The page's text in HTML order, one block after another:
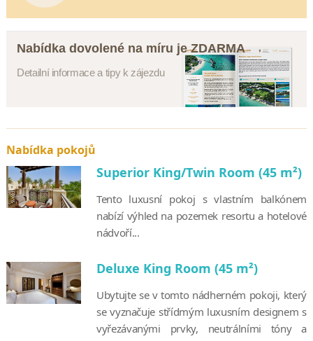
Nabídka dovolené na míru je ZDARMA
Detailní informace a tipy k zájezdu
Nabídka pokojů
Superior King/Twin Room (45 m²)
Tento luxusní pokoj s vlastním balkónem
nabízí výhled na pozemek resortu a hotelové
nádvoří...
Deluxe King Room (45 m²)
Ubytujte se v tomto nádherném pokoji, který
se vyznačuje střídmým luxusním designem s
vyřezávanými prvky, neutrálními tóny a